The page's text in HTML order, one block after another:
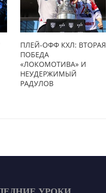
ПЛЕЙ-ОФФ КХЛ: ВТОРАЯ
ПОБЕДА
«ЛОКОМОТИВА» И
НЕУДЕРЖИМЫЙ
РАДУЛОВ